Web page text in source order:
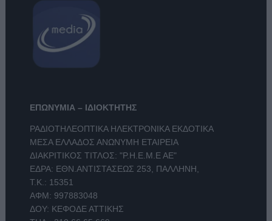
ΕΠΩΝΥΜΙΑ – ΙΔΙΟΚΤΗΤΗΣ
ΡΑΔΙΟΤΗΛΕΟΠΤΙΚΑ ΗΛΕΚΤΡΟΝΙΚΑ ΕΚΔΟΤΙΚΑ
ΜΕΣΑ ΕΛΛΑΔΟΣ ΑΝΩΝΥΜΗ ΕΤΑΙΡΕΙΑ
ΔΙΑΚΡΙΤΙΚΟΣ ΤΙΤΛΟΣ: "Ρ.Η.Ε.Μ.Ε ΑΕ"
ΕΔΡΑ: ΕΘΝ.ΑΝΤΙΣΤΑΣΕΩΣ 253, ΠΑΛΛΗΝΗ,
Τ.Κ.: 15351
ΑΦΜ: 997883048
ΔΟΥ: ΚΕΦΟΔΕ ΑΤΤΙΚΗΣ